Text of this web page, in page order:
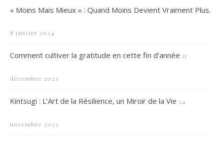
« Moins Mais Mieux » : Quand Moins Devient Vraiment Plus.
8 janvier 2024
Comment cultiver la gratitude en cette fin d’année 15
décembre 2023
Kintsugi : L’Art de la Résilience, un Miroir de la Vie 24
novembre 2023